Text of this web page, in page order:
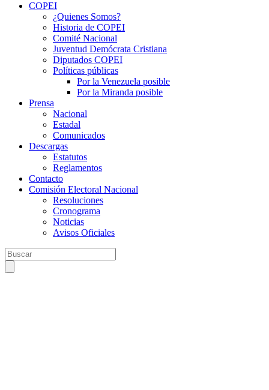
COPEI
¿Quienes Somos?
Historia de COPEI
Comité Nacional
Juventud Demócrata Cristiana
Diputados COPEI
Políticas públicas
Por la Venezuela posible
Por la Miranda posible
Prensa
Nacional
Estadal
Comunicados
Descargas
Estatutos
Reglamentos
Contacto
Comisión Electoral Nacional
Resoluciones
Cronograma
Noticias
Avisos Oficiales